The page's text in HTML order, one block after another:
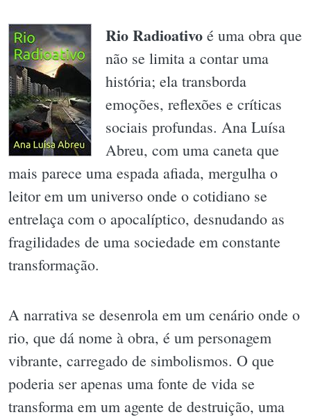
Rio Radioativo é uma obra que
não se limita a contar uma
história; ela transborda
emoções, reflexões e críticas
sociais profundas. Ana Luísa
Abreu, com uma caneta que
mais parece uma espada afiada, mergulha o
leitor em um universo onde o cotidiano se
entrelaça com o apocalíptico, desnudando as
fragilidades de uma sociedade em constante
transformação.
A narrativa se desenrola em um cenário onde o
rio, que dá nome à obra, é um personagem
vibrante, carregado de simbolismos. O que
poderia ser apenas uma fonte de vida se
transforma em um agente de destruição, uma